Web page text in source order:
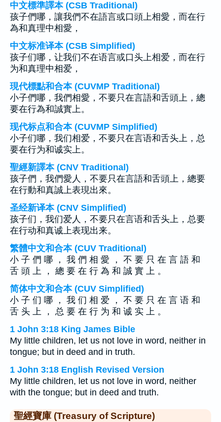
中文標準譯本 (CSB Traditional)
孩子們哪，讓我們不在語言或口頭上相愛，而在行
為和真理中相愛，
中文标准译本 (CSB Simplified)
孩子们哪，让我们不在语言或口头上相爱，而在行
为和真理中相爱，
現代標點和合本 (CUVMP Traditional)
小子們哪，我們相愛，不要只在言語和舌頭上，總
要在行為和誠實上。
现代标点和合本 (CUVMP Simplified)
小子们哪，我们相爱，不要只在言语和舌头上，总
要在行为和诚实上。
聖經新譯本 (CNV Traditional)
孩子們，我們愛人，不要只在言語和舌頭上，總要
在行動和真誠上表現出來。
圣经新译本 (CNV Simplified)
孩子们，我们爱人，不要只在言语和舌头上，总要
在行动和真诚上表现出来。
繁體中文和合本 (CUV Traditional)
小 子 們 哪 ， 我 們 相 愛 ， 不 要 只 在 言 語 和
舌 頭 上 ， 總 要 在 行 為 和 誠 實 上 。
简体中文和合本 (CUV Simplified)
小 子 们 哪 ， 我 们 相 爱 ， 不 要 只 在 言 语 和
舌 头 上 ， 总 要 在 行 为 和 诚 实 上 。
1 John 3:18 King James Bible
My little children, let us not love in word, neither in
tongue; but in deed and in truth.
1 John 3:18 English Revised Version
My little children, let us not love in word, neither
with the tongue; but in deed and truth.
聖經寶庫 (Treasury of Scripture)